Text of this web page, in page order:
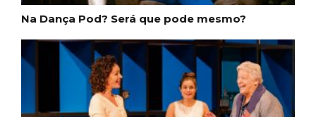
Na Dança Pod? Será que pode mesmo?